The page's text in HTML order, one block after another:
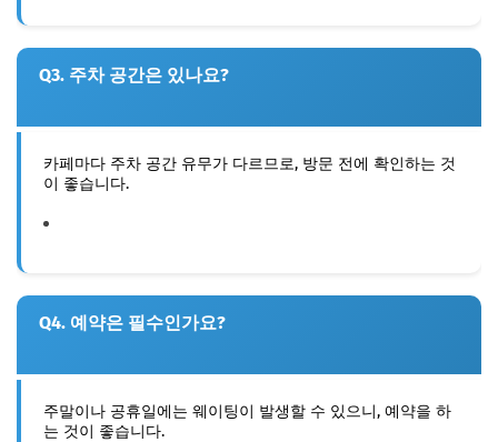
Q3. 주차 공간은 있나요?
카페마다 주차 공간 유무가 다르므로, 방문 전에 확인하는 것
이 좋습니다.
Q4. 예약은 필수인가요?
주말이나 공휴일에는 웨이팅이 발생할 수 있으니, 예약을 하
는 것이 좋습니다.